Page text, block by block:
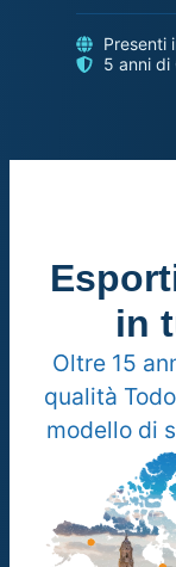
Presenti
5 anni di
in
Oltre 15
qualità
modello di